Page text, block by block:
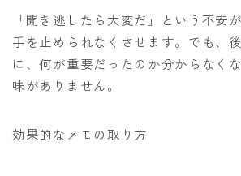
「聞き逃したら大変だ」という不安
手を止められなくさせます。でも、
に、何が重要だったのか分からなく
味がありません。
効果的なメモの取り方